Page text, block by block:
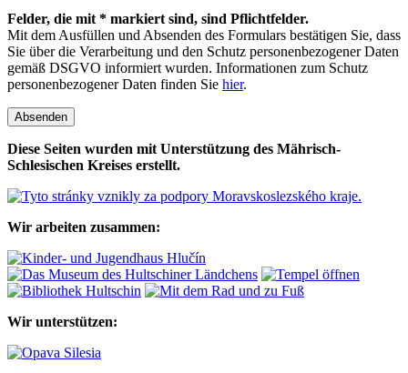
Felder, die mit * markiert sind, sind Pflichtfelder.
Mit dem Ausfüllen und Absenden des Formulars bestätigen Sie, dass
Sie über die Verarbeitung und den Schutz personenbezogener Daten
gemäß DSGVO informiert wurden. Informationen zum Schutz
personenbezogener Daten finden Sie hier.
Absenden
Diese Seiten wurden mit Unterstützung des Mährisch-
Schlesischen Kreises erstellt.
Wir arbeiten zusammen:
Wir unterstützen: